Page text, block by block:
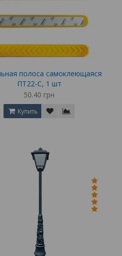
полоса самоклеющаяся
ПТ22-С, 1 шт
50.40 грн
Купить